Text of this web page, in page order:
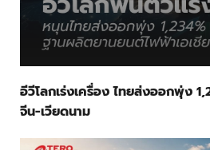
อีวีโลกเร่งเครื่อง ไทยส่งออกพุ่ง
จีน-เวียดนาม